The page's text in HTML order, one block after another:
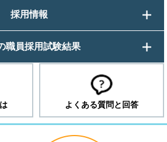
採用情報
職員採用試験結果
よくある質問と回答